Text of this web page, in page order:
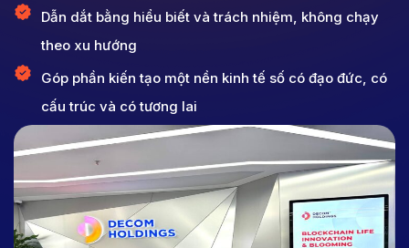
Dẫn dắt bằng hiểu biết và trách nhiệm, không chạy
theo xu hướng
Góp phần kiến tạo một nền kinh tế số có đạo đức, có
cấu trúc và có tương lai